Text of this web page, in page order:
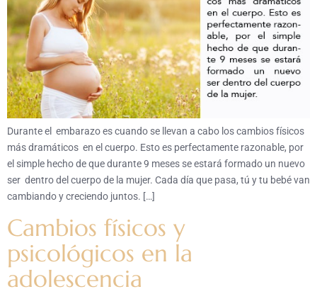
Durante el embarazo es cuando se llevan a cabo los cambios físicos
más dramáticos en el cuerpo. Esto es perfectamente razonable, por
el simple hecho de que durante 9 meses se estará formado un nuevo
ser dentro del cuerpo de la mujer. Cada día que pasa, tú y tu bebé van
cambiando y creciendo juntos. […]
Cambios físicos y
psicológicos en la
adolescencia